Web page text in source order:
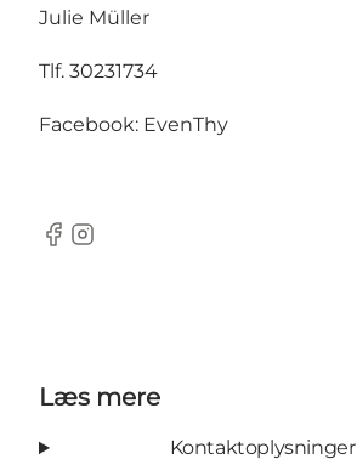
Julie Müller
Tlf. 30231734
Facebook: EvenThy
Facebook
Instagram
Læs mere
Kontaktoplysninger